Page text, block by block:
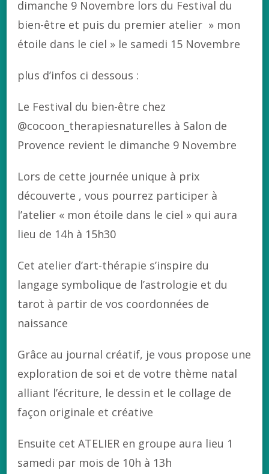
dimanche 9 Novembre lors du Festival du
bien-être et puis du premier atelier » mon
étoile dans le ciel » le samedi 15 Novembre
plus d’infos ci dessous :
Le Festival du bien-être chez
@cocoon_therapiesnaturelles à Salon de
Provence revient le dimanche 9 Novembre
Lors de cette journée unique à prix
découverte , vous pourrez participer à
l’atelier « mon étoile dans le ciel » qui aura
lieu de 14h à 15h30
Cet atelier d’art-thérapie s’inspire du
langage symbolique de l’astrologie et du
tarot à partir de vos coordonnées de
naissance
Grâce au journal créatif, je vous propose une
exploration de soi et de votre thème natal
alliant l’écriture, le dessin et le collage de
façon originale et créative
Ensuite cet ATELIER en groupe aura lieu 1
samedi par mois de 10h à 13h